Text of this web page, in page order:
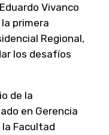
Vivanco
primera
Regional,
los desafíos
de la
en Gerencia
la Facultad